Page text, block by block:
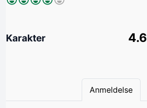
Karakter 4.6
Anmeldelse